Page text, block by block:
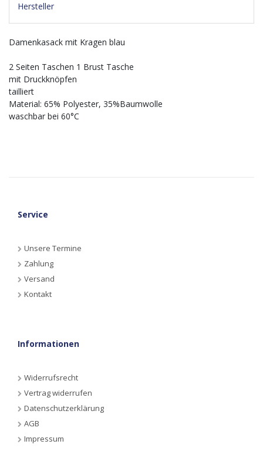
Hersteller
Damenkasack mit Kragen blau
2 Seiten Taschen 1 Brust Tasche
mit Druckknöpfen
tailliert
Material: 65% Polyester, 35%Baumwolle
waschbar bei 60°C
Service
Unsere Termine
Zahlung
Versand
Kontakt
Informationen
Widerrufsrecht
Vertrag widerrufen
Datenschutzerklärung
AGB
Impressum